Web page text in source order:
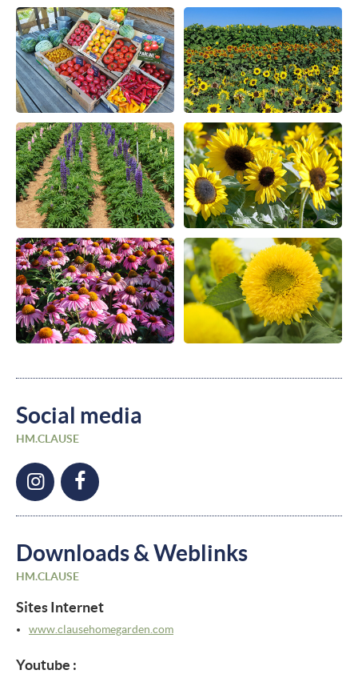
Social media
HM.CLAUSE
Downloads & Weblinks
HM.CLAUSE
Sites Internet
www.clausehomegarden.com
Youtube :